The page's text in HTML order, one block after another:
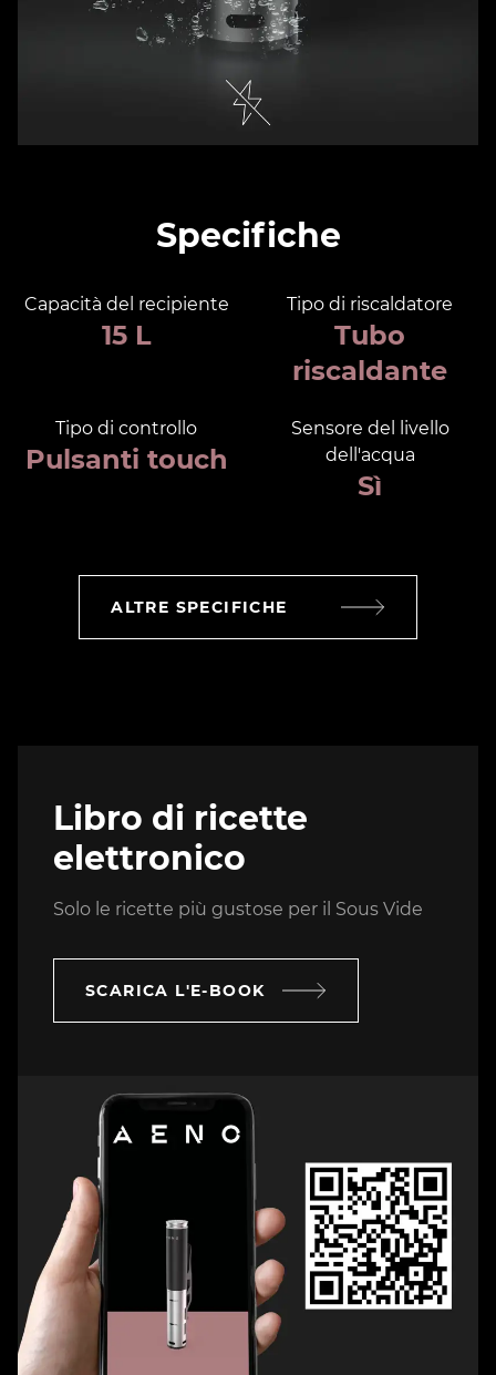
Specifiche
Capacità del recipiente
15 L
Tipo di riscaldatore
Tubo
riscaldante
Tipo di controllo
Pulsanti touch
Sensore del livello
dell'acqua
Sì
ALTRE SPECIFICHE
Libro di ricette
elettronico
Solo le ricette più gustose per il Sous Vide
SCARICA L'E-BOOK